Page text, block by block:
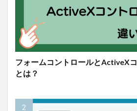
フォームコントロールとActiveX
とは？